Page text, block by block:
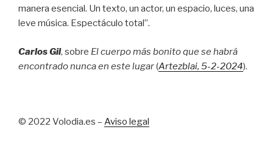
manera esencial. Un texto, un actor, un espacio, luces, una
leve música. Espectáculo total”.
Carlos Gil, sobre El cuerpo más bonito que se habrá
encontrado nunca en este lugar(Artezblai, 5-2-2024).
© 2022 Volodia.es – Aviso legal